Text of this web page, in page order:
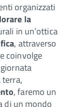
organizzati
la
in un’ottica
, attraverso
coinvolge
terra,
, faremo un
di un mondo